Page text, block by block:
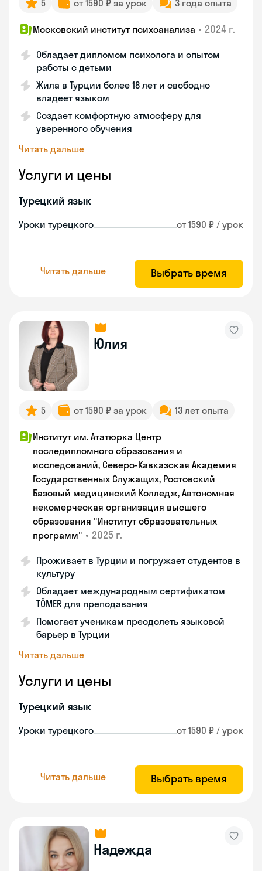
5 от 1590 ₽ за урок 3 года опыта
Московский институт психоанализа • 2024 г.
Обладает дипломом психолога и опытом
работы с детьми
Жила в Турции более 18 лет и свободно
владеет языком
Создает комфортную атмосферу для
уверенного обучения
Читать дальше
Услуги и цены
Турецкий язык
Уроки турецкого от 1590 ₽ / урок
Читать дальше Выбрать время
Юлия
5 от 1590 ₽ за урок 13 лет опыта
Институт им. Ататюрка Центр
последипломного образования и
исследований, Северо-Кавказская Академия
Государственных Служащих, Ростовский
Базовый медицинский Колледж, Автономная
некомерческая организация высшего
образования "Институт образовательных
программ" • 2025 г.
Проживает в Турции и погружает студентов в
культуру
Обладает международным сертификатом
TÖMER для преподавания
Помогает ученикам преодолеть языковой
барьер в Турции
Читать дальше
Услуги и цены
Турецкий язык
Уроки турецкого от 1590 ₽ / урок
Читать дальше Выбрать время
Надежда